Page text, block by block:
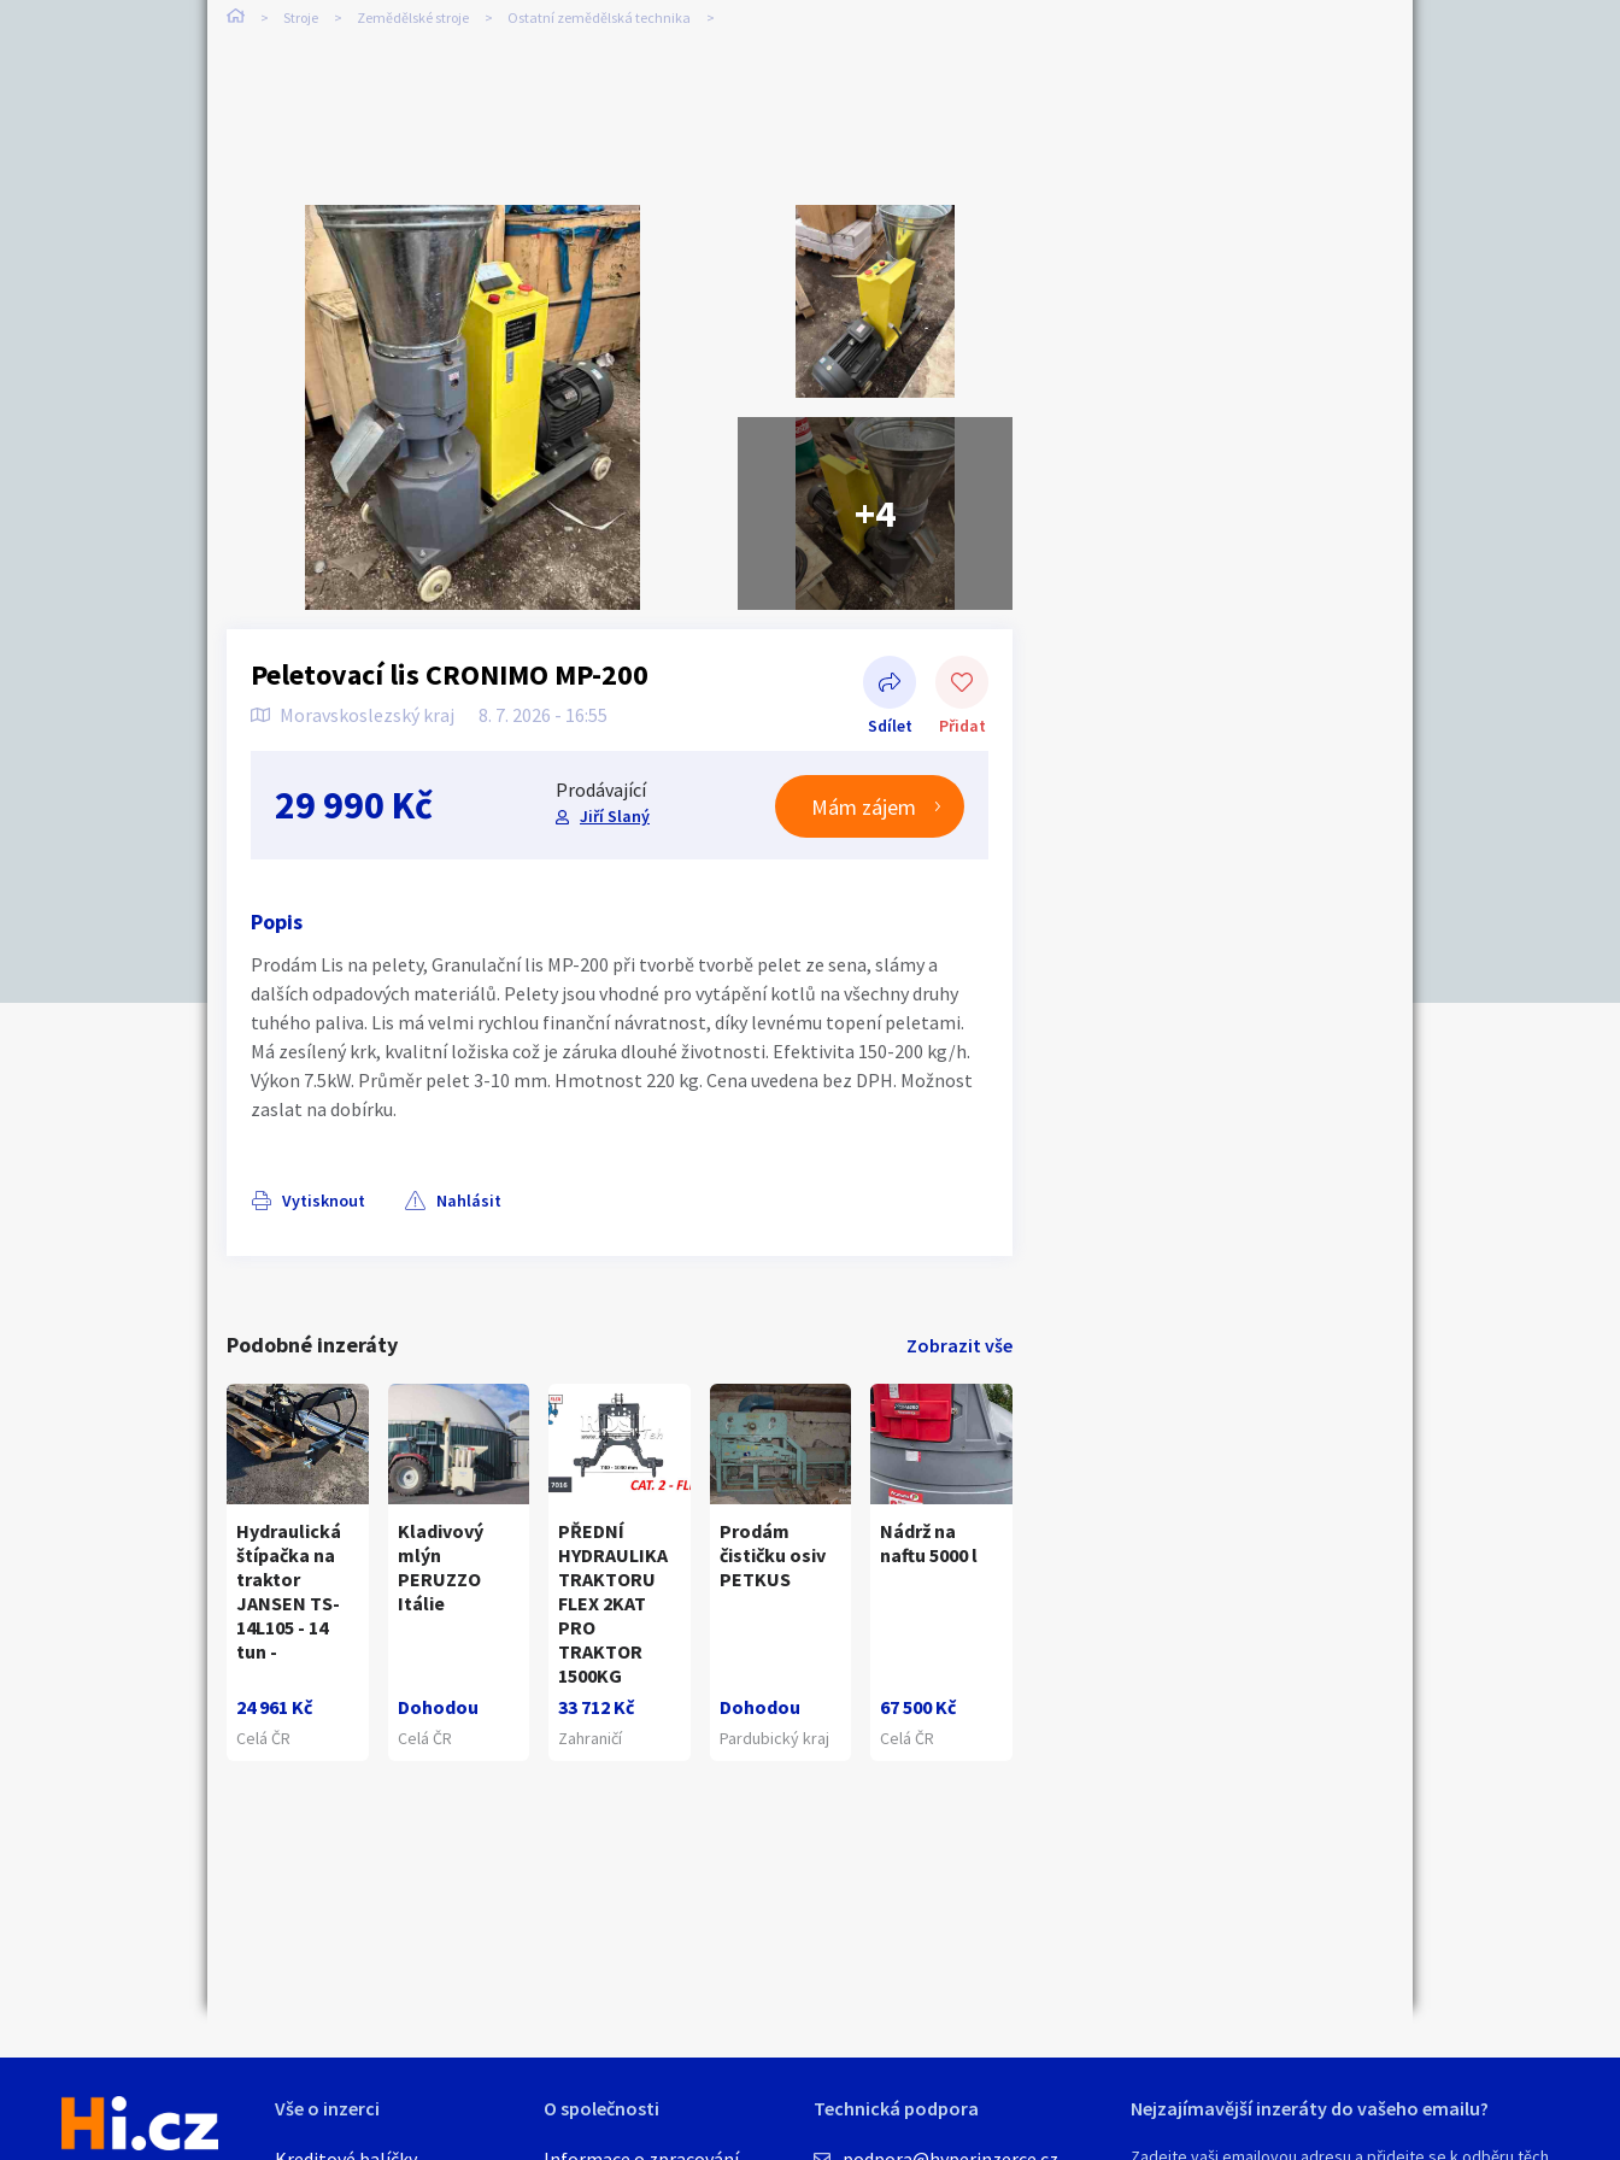
Stroje Zemědělské stroje Ostatní zemědělská technika
+4
Peletovací lis CRONIMO MP-200
Moravskoslezský kraj 8. 7. 2026 - 16:55 Sdílet Přidat
Sdílet na Facebooku
29 990 Kč Prodávající
Jiří Slaný Mám zájem
Popis
Prodám Lis na pelety, Granulační lis MP-200 při tvorbě tvorbě pelet ze sena, slámy a
dalších odpadových materiálů. Pelety jsou vhodné pro vytápění kotlů na všechny druhy
tuhého paliva. Lis má velmi rychlou finanční návratnost, díky levnému topení peletami.
Má zesílený krk, kvalitní ložiska což je záruka dlouhé životnosti. Efektivita 150-200 kg/h.
Výkon 7.5kW. Průměr pelet 3-10 mm. Hmotnost 220 kg. Cena uvedena bez DPH. Možnost
zaslat na dobírku.
Vytisknout Nahlásit
Podobné inzeráty Zobrazit vše
Hydraulická
štípačka na
traktor
JANSEN TS-
14L105 - 14
tun -
24 961 Kč
Celá ČR
Kladivový
mlýn
PERUZZO
Itálie
Dohodou
Celá ČR
PŘEDNÍ
HYDRAULIKA
TRAKTORU
FLEX 2KAT
PRO
TRAKTOR
1500KG
33 712 Kč
Zahraničí
Prodám
čističku osiv
PETKUS
Dohodou
Pardubický kraj
Nádrž na
naftu 5000 l
67 500 Kč
Celá ČR
Vše o inzerci O společnosti Technická podpora Nejzajímavější inzeráty do vašeho emailu?